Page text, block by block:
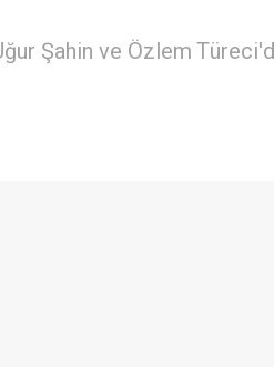
Şahin ve Özlem